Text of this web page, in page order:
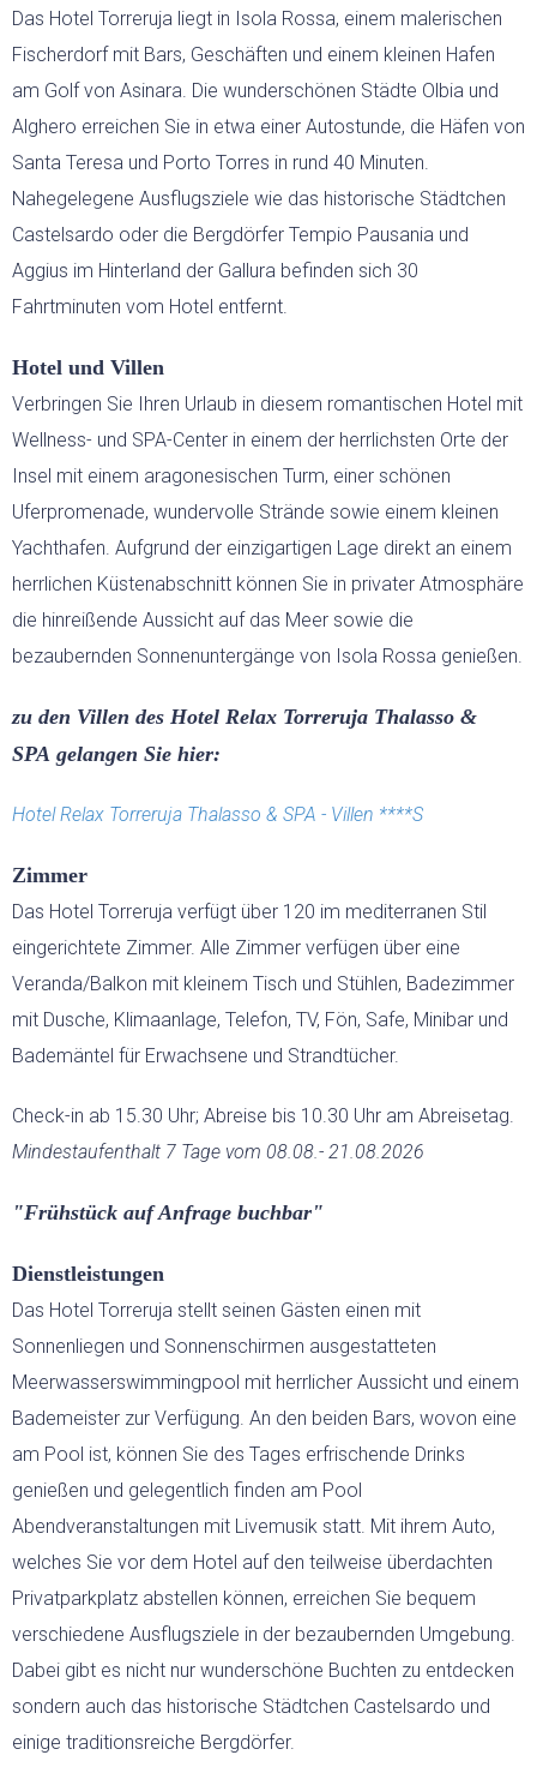
GOLFREISEN WELTWEIT
RUNDREISEN
MIETWAGEN RUNDREISE
GRUPPENREISEN
SARDINIEN INDIVIDUELL
AKTIV
WANDERN
RADFAHREN
EVENTS
LAST-MINUTE-ANGEBOTE
SERVICE
Das Hotel Torreruja liegt in Isola Rossa, einem malerischen
Fischerdorf mit Bars, Geschäften und einem kleinen Hafen
am Golf von Asinara. Die wunderschönen Städte Olbia und
Alghero erreichen Sie in etwa einer Autostunde, die Häfen von
Santa Teresa und Porto Torres in rund 40 Minuten.
Nahegelegene Ausflugsziele wie das historische Städtchen
Castelsardo oder die Bergdörfer Tempio Pausania und
Aggius im Hinterland der Gallura befinden sich 30
Fahrtminuten vom Hotel entfernt.
Hotel und Villen
Verbringen Sie Ihren Urlaub in diesem romantischen Hotel mit
Wellness- und SPA-Center in einem der herrlichsten Orte der
Insel mit einem aragonesischen Turm, einer schönen
Uferpromenade, wundervolle Strände sowie einem kleinen
Yachthafen. Aufgrund der einzigartigen Lage direkt an einem
herrlichen Küstenabschnitt können Sie in privater Atmosphäre
die hinreißende Aussicht auf das Meer sowie die
bezaubernden Sonnenuntergänge von Isola Rossa genießen.
zu den Villen des Hotel Relax Torreruja Thalasso &
SPA gelangen Sie hier:
Hotel Relax Torreruja Thalasso & SPA - Villen ****S
Zimmer
Das Hotel Torreruja verfügt über 120 im mediterranen Stil
eingerichtete Zimmer. Alle Zimmer verfügen über eine
Veranda/Balkon mit kleinem Tisch und Stühlen, Badezimmer
mit Dusche, Klimaanlage, Telefon, TV, Fön, Safe, Minibar und
Bademäntel für Erwachsene und Strandtücher.
Check-in ab 15.30 Uhr; Abreise bis 10.30 Uhr am Abreisetag.
Mindestaufenthalt 7 Tage vom 08.08.- 21.08.2026
"Frühstück auf Anfrage buchbar"
Dienstleistungen
Das Hotel Torreruja stellt seinen Gästen einen mit
Sonnenliegen und Sonnenschirmen ausgestatteten
Meerwasserswimmingpool mit herrlicher Aussicht und einem
Bademeister zur Verfügung. An den beiden Bars, wovon eine
am Pool ist, können Sie des Tages erfrischende Drinks
genießen und gelegentlich finden am Pool
Abendveranstaltungen mit Livemusik statt. Mit ihrem Auto,
welches Sie vor dem Hotel auf den teilweise überdachten
Privatparkplatz abstellen können, erreichen Sie bequem
verschiedene Ausflugsziele in der bezaubernden Umgebung.
Dabei gibt es nicht nur wunderschöne Buchten zu entdecken
sondern auch das historische Städtchen Castelsardo und
einige traditionsreiche Bergdörfer.